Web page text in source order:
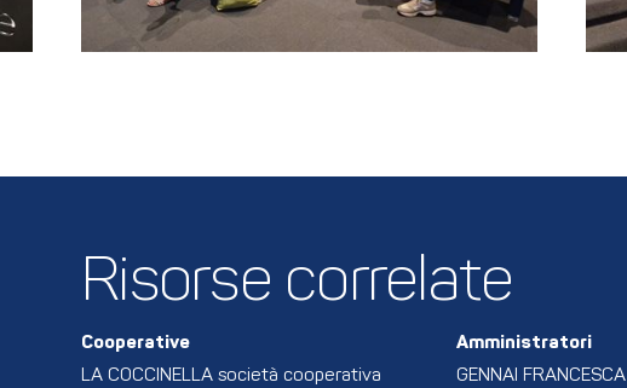
Risorse correlate
Cooperative
LA COCCINELLA società cooperativa
Amministratori
GENNAI FRANCESCA